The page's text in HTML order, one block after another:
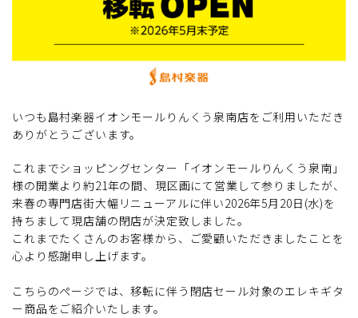
いつも島村楽器イオンモールりんくう泉南店をご利用いただき
ありがとうございます。
これまでショッピングセンター「イオンモールりんくう泉南」
様の開業より約21年の間、現区画にて営業して参りましたが、
来春の専門店街大幅リニューアルに伴い2026年5月20日(水)を
持ちまして現店舗の閉店が決定致しました。
これまでたくさんのお客様から、ご愛顧いただきましたことを
心より感謝申し上げます。
こちらのページでは、移転に伴う閉店セール対象のエレキギタ
ー商品をご紹介いたします。